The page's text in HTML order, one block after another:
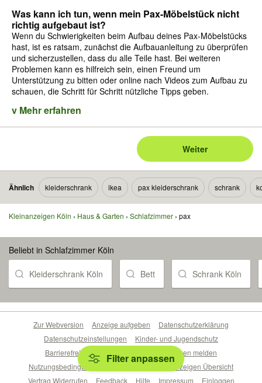
Was kann ich tun, wenn mein Pax-Möbelstück nicht
richtig aufgebaut ist?
Wenn du Schwierigkeiten beim Aufbau deines Pax-Möbelstücks
hast, ist es ratsam, zunächst die Aufbauanleitung zu überprüfen
und sicherzustellen, dass du alle Teile hast. Bei weiteren
Problemen kann es hilfreich sein, einen Freund um
Unterstützung zu bitten oder online nach Videos zum Aufbau zu
schauen, die Schritt für Schritt nützliche Tipps geben.
v Mehr erfahren
Weiter
Ähnlich kleiderschrank ikea pax kleiderschrank schrank
Kleinanzeigen Köln Haus & Garten Schlafzimmer pax
Beliebt in Schlafzimmer Köln
Kleiderschrank Köln Bett Schrank Köln
Filter anpassen
Zur Webversion Anzeige aufgeben
Datenschutzerklärung
Datenschutzeinstellungen
Kinder- und Jugendschutz
Barrierefreiheitserklärung
Sicherheitslücken melden
Nutzungsbedingungen
Beliebte Suchen
Anzeigen Übersicht
Vertrag Widerrufen
Feedback Hilfe Impressum Einloggen